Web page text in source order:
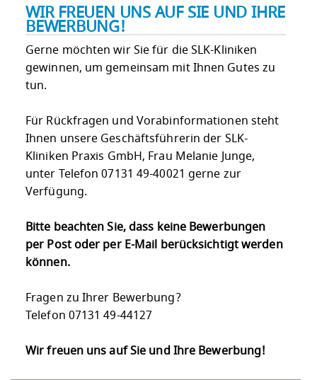
WIR FREUEN UNS AUF SIE UND IHRE
BEWERBUNG!
Gerne möchten wir Sie für die SLK-Kliniken
gewinnen, um gemeinsam mit Ihnen Gutes zu
tun.
Für Rückfragen und Vorabinformationen steht
Ihnen unsere Geschäftsführerin der SLK-
Kliniken Praxis GmbH, Frau Melanie Junge,
unter Telefon 07131 49-40021 gerne zur
Verfügung.
Bitte beachten Sie, dass keine Bewerbungen
per Post oder per E-Mail berücksichtigt werden
können.
Fragen zu Ihrer Bewerbung?
Telefon 07131 49-44127
Wir freuen uns auf Sie und Ihre Bewerbung!